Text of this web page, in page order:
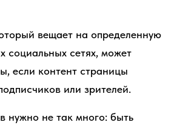
вещает на определенную
социальных сетях, может
если контент страницы
или зрителей.
нужно не так много: быть